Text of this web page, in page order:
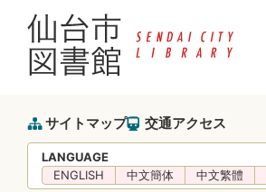
サイトマップ 交通アクセス
LANGUAGE
ENGLISH
中文簡体 中文繁體